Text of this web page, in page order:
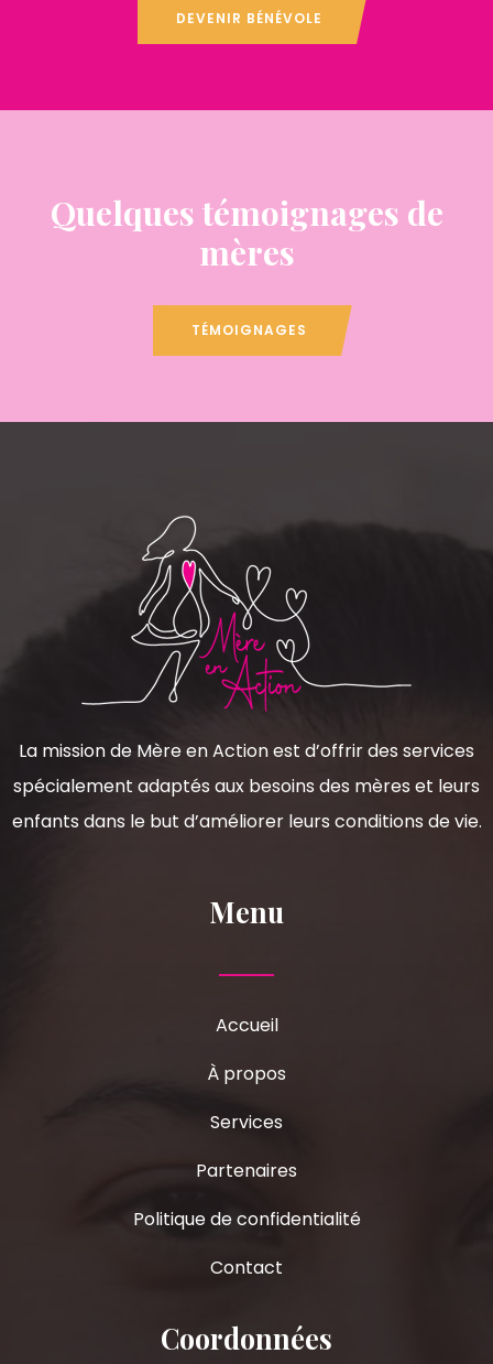
DEVENIR BÉNÉVOLE
Quelques témoignages de
mères
TÉMOIGNAGES
La mission de Mère en Action est d’offrir des services
spécialement adaptés aux besoins des mères et leurs
enfants dans le but d’améliorer leurs conditions de vie.
Menu
Accueil
À propos
Services
Partenaires
Politique de confidentialité
Contact
Coordonnées